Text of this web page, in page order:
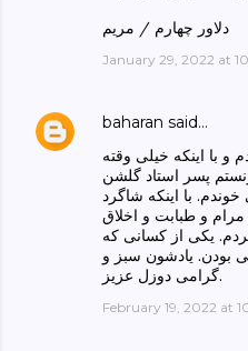
دلاور چهارم / مریم
January 29, 2022 at
baharan said…
و با اینکه خیلی وقته
پسر استاد گلشن
با اینکه شاگرد
و طبابت و اخلاق
یکی از کسانی که
بودن. یادشون سبز و
گرامی دوزل عزیز.
February 19, 2022 at